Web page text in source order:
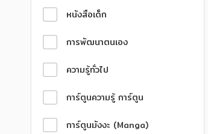
หนังสือเด็ก
การพัฒนาตนเอง
ความรู้ทั่วไป
การ์ตูนความรู้ การ์ตูน
การ์ตูนมังงะ (Manga)